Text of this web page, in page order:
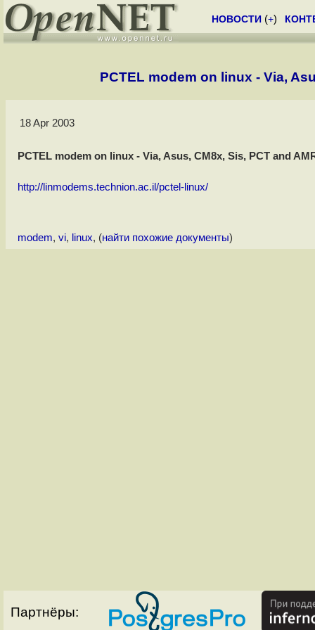
НОВОСТИ (+)
PCTEL modem on linux - Via,
18 Apr 2003
PCTEL modem on linux - Via, Asus, CM8x, Sis, PCT and
http://linmodems.technion.ac.il/pctel-linux/
modem, vi, linux, (найти похожие документы)
Партнёры: